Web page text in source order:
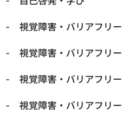
視覚障害・バリアフリー
視覚障害・バリアフリー
視覚障害・バリアフリー
視覚障害・バリアフリー